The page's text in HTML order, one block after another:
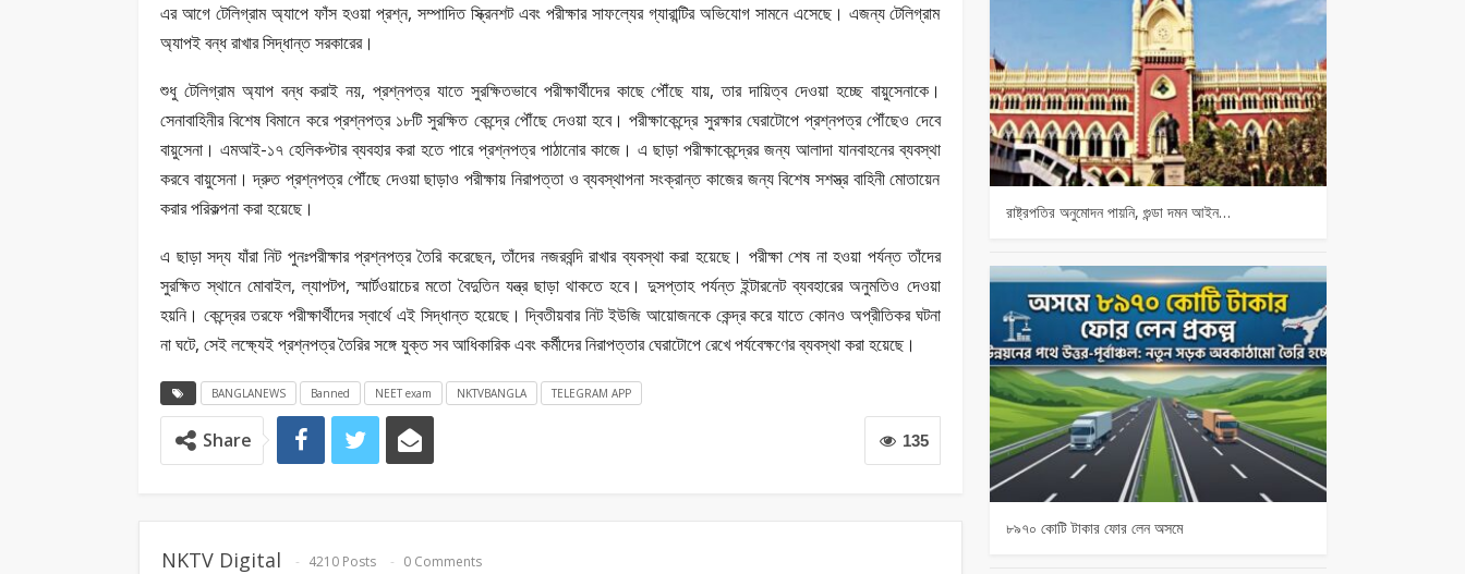
এর আগে টেলিগ্রাম অ্যাপে ফাঁস হওয়া প্রশ্ন, সম্পাদিত স্ক্রিনশট এবং পরীক্ষার সাফল্যের গ্যারান্টির অভিযোগ সামনে এসেছে। এজন্য টেলিগ্রাম
অ্যাপই বন্ধ রাখার সিদ্ধান্ত সরকারের।
শুধু টেলিগ্রাম অ্যাপ বন্ধ করাই নয়, প্রশ্নপত্র যাতে সুরক্ষিতভাবে পরীক্ষার্থীদের কাছে পৌঁছে যায়, তার দায়িত্ব দেওয়া হচ্ছে বায়ুসেনাকে।
সেনাবাহিনীর বিশেষ বিমানে করে প্রশ্নপত্র ১৮টি সুরক্ষিত কেন্দ্রে পৌঁছে দেওয়া হবে। পরীক্ষাকেন্দ্রে সুরক্ষার ঘেরাটোপে প্রশ্নপত্র পৌঁছেও দেবে
বায়ুসেনা। এমআই-১৭ হেলিকপ্টার ব্যবহার করা হতে পারে প্রশ্নপত্র পাঠানোর কাজে। এ ছাড়া পরীক্ষাকেন্দ্রের জন্য আলাদা যানবাহনের ব্যবস্থা
করবে বায়ুসেনা। দ্রুত প্রশ্নপত্র পৌঁছে দেওয়া ছাড়াও পরীক্ষায় নিরাপত্তা ও ব্যবস্থাপনা সংক্রান্ত কাজের জন্য বিশেষ সশস্ত্র বাহিনী মোতায়েন
করার পরিকল্পনা করা হয়েছে।
এ ছাড়া সদ্য যাঁরা নিট পুনঃপরীক্ষার প্রশ্নপত্র তৈরি করেছেন, তাঁদের নজরবন্দি রাখার ব্যবস্থা করা হয়েছে। পরীক্ষা শেষ না হওয়া পর্যন্ত তাঁদের
সুরক্ষিত স্থানে মোবাইল, ল্যাপটপ, স্মার্টওয়াচের মতো বৈদুতিন যন্ত্র ছাড়া থাকতে হবে। দুসপ্তাহ পর্যন্ত ইন্টারনেট ব্যবহারের অনুমতিও দেওয়া
হয়নি। কেন্দ্রের তরফে পরীক্ষার্থীদের স্বার্থে এই সিদ্ধান্ত হয়েছে। দ্বিতীয়বার নিট ইউজি আয়োজনকে কেন্দ্র করে যাতে কোনও অপ্রীতিকর ঘটনা
না ঘটে, সেই লক্ষ্যেই প্রশ্নপত্র তৈরির সঙ্গে যুক্ত সব আধিকারিক এবং কর্মীদের নিরাপত্তার ঘেরাটোপে রেখে পর্যবেক্ষণের ব্যবস্থা করা হয়েছে।
BANGLANEWS Banned NEET exam NKTVBANGLA TELEGRAM APP
135
Share
NKTV Digital 4210 Posts 0 Comments
রাষ্ট্রপতির অনুমোদন পায়নি, গুন্ডা দমন আইন…
৮৯৭০ কোটি টাকার ফোর লেন অসমে